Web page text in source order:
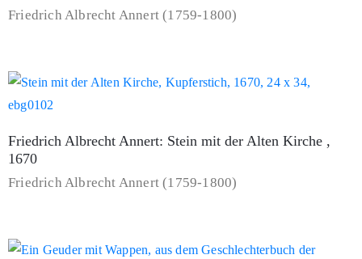
Friedrich Albrecht Annert (1759-1800)
Friedrich Albrecht Annert: Stein mit der Alten Kirche ,
1670
Friedrich Albrecht Annert (1759-1800)